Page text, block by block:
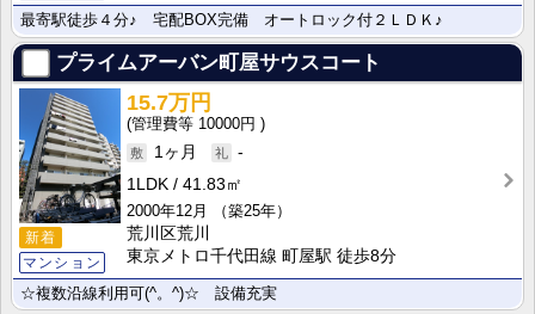
最寄駅徒歩４分♪ 宅配BOX完備 オートロック付２ＬＤＫ♪
プライムアーバン町屋サウスコート
新着
マンション
15.7万円
10000円
1ヶ月
-
1LDK
41.83㎡
2000年12月
（築25年）
荒川区荒川
東京メトロ千代田線 町屋駅 徒歩8分
☆複数沿線利用可(^。^)☆ 設備充実